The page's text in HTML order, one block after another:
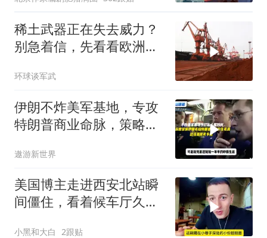
稀土武器正在失去威力？
别急着信，先看看欧洲军
环球谈军武
伊朗不炸美军基地，专攻
特朗普商业命脉，策略高
遨游新世界
美国博主走进西安北站瞬
间僵住，看着候车厅久久
小黑和大白 2跟贴